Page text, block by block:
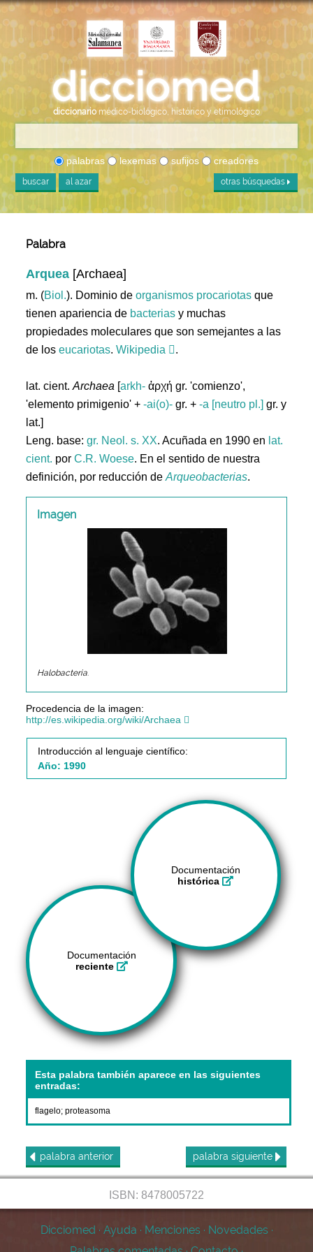
diccionario médico-biológico, histórico y etimológico
palabras lexemas sufijos creadores
buscar al azar otras búsquedas
Palabra
Arquea [Archaea]
m. (Biol.). Dominio deorganismos procariotas que
tienen apariencia de bacterias y muchas
propiedades moleculares que son semejantes a las
de loseucariotas.Wikipedia .
lat. cient.Archaea [arkh- ἀρχή gr. 'comienzo',
'elemento primigenio' +-ai(o)- gr. +-a [neutro pl.] gr. y
lat.]
Leng. base:gr. Neol. s. XX. Acuñada en 1990 en lat.
cient. porC.R. Woese. En el sentido de nuestra
definición, por reducción deArqueobacterias.
Imagen
Halobacteria.
Procedencia de la imagen:
http://es.wikipedia.org/wiki/Archaea
Introducción al lenguaje científico:
Año: 1990
Documentación
histórica
Documentación
reciente
Esta palabra también aparece en las siguientes
entradas:
flagelo;proteasoma
palabra anterior palabra siguiente
ISBN: 8478005722
Dicciomed · Ayuda · Menciones · Novedades ·